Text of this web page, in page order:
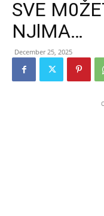
SVE
NJlMA…
December 25, 2025